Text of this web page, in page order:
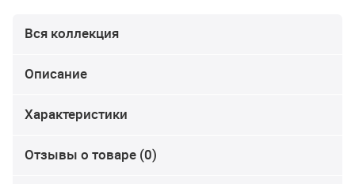
Вся коллекция
Описание
Характеристики
Отзывы о товаре (0)